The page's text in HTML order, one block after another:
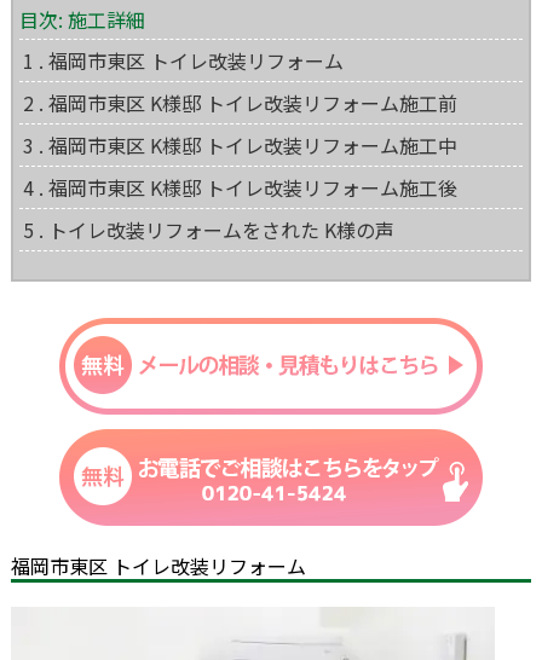
目次: 施工詳細
1 . 福岡市東区 トイレ改装リフォーム
2 . 福岡市東区 K様邸 トイレ改装リフォーム施工前
3 . 福岡市東区 K様邸 トイレ改装リフォーム施工中
4 . 福岡市東区 K様邸 トイレ改装リフォーム施工後
5 . トイレ改装リフォームをされた K様の声
福岡市東区 トイレ改装リフォーム